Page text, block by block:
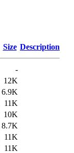
Size Description
-
12K
6.9K
11K
10K
8.7K
11K
11K